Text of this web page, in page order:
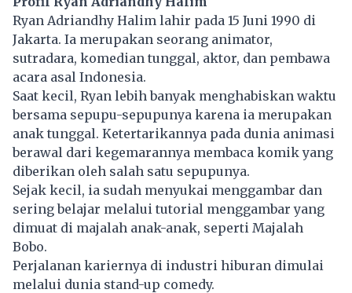
Ryan Adriandhy Halim lahir pada 15 Juni 1990 di
Jakarta. Ia merupakan seorang animator,
sutradara, komedian tunggal, aktor, dan pembawa
acara asal Indonesia.
Saat kecil, Ryan lebih banyak menghabiskan waktu
bersama sepupu-sepupunya karena ia merupakan
anak tunggal. Ketertarikannya pada dunia animasi
berawal dari kegemarannya membaca komik yang
diberikan oleh salah satu sepupunya.
Sejak kecil, ia sudah menyukai menggambar dan
sering belajar melalui tutorial menggambar yang
dimuat di majalah anak-anak, seperti Majalah
Bobo.
Perjalanan kariernya di industri hiburan dimulai
melalui dunia stand-up comedy.